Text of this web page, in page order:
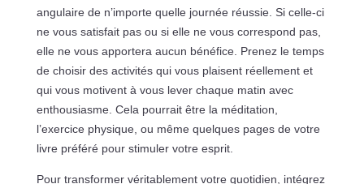
angulaire de n’importe quelle journée réussie. Si celle-ci
ne vous satisfait pas ou si elle ne vous correspond pas,
elle ne vous apportera aucun bénéfice. Prenez le temps
de choisir des activités qui vous plaisent réellement et
qui vous motivent à vous lever chaque matin avec
enthousiasme. Cela pourrait être la méditation,
l’exercice physique, ou même quelques pages de votre
livre préféré pour stimuler votre esprit.
Pour transformer véritablement votre quotidien, intégrez